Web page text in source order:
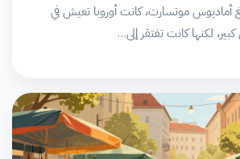
أماديوس موتسارت، كانت أوروبا تعيش في
لكنها كانت تفتقر إلى…